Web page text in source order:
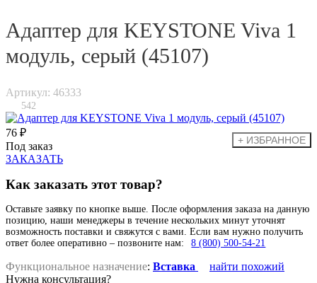
Адаптер для KEYSTONE Viva 1
модуль, серый (45107)
Артикул: 46333
542
76 ₽
Под заказ
ЗАКАЗАТЬ
Как заказать этот товар?
Оставьте заявку по кнопке выше. После оформления заказа на данную
позицию, наши менеджеры в течение нескольких минут уточнят
возможность поставки и свяжутся с вами. Если вам нужно получить
ответ более оперативно – позвоните нам:
8 (800) 500-54-21
Функциональное назначение: Вставка
найти похожий
Нужна консультация?